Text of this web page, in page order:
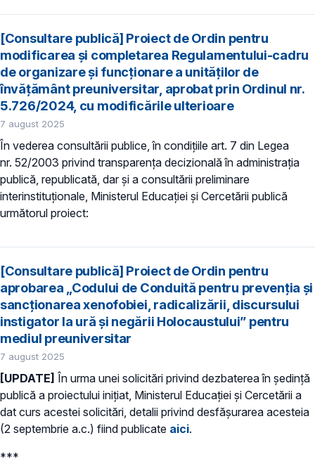
[Consultare publică] Proiect de Ordin pentru
modificarea și completarea Regulamentului-cadru
de organizare și funcționare a unităților de
învățământ preuniversitar, aprobat prin Ordinul nr.
5.726/2024, cu modificările ulterioare
7 august 2025
În vederea consultării publice, în condiţiile art. 7 din Legea
nr. 52/2003 privind transparenţa decizională în administraţia
publică, republicată, dar și a consultării preliminare
interinstituționale, Ministerul Educaţiei și Cercetării publică
următorul proiect:
[Consultare publică] Proiect de Ordin pentru
aprobarea „Codului de Conduită pentru prevenția și
sancționarea xenofobiei, radicalizării, discursului
instigator la ură și negării Holocaustului” pentru
mediul preuniversitar
7 august 2025
[UPDATE] În urma unei solicitări privind dezbaterea în ședință
publică a proiectului inițiat, Ministerul Educației și Cercetării a
dat curs acestei solicitări, detalii privind desfășurarea acesteia
(2 septembrie a.c.) fiind publicate aici.